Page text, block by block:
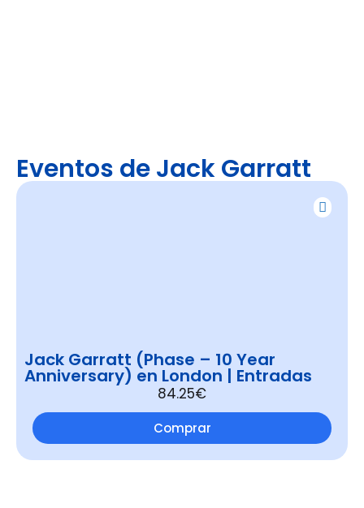
Eventos de Jack Garratt
Jack Garratt (Phase – 10 Year
Anniversary) en London | Entradas
84.25€
Comprar